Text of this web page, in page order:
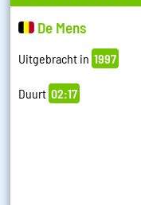
De Mens
Uitgebracht in 1997
Duurt 02:17